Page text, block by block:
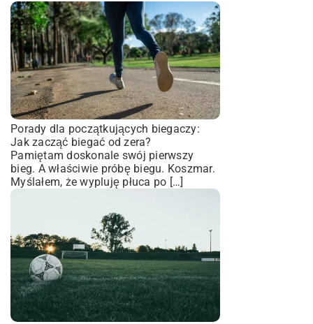
Porady dla początkujących biegaczy:
Jak zacząć biegać od zera?
Pamiętam doskonale swój pierwszy
bieg. A właściwie próbę biegu. Koszmar.
Myślałem, że wypluję płuca po […]